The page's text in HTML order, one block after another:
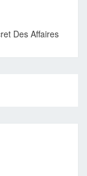
Des Affaires